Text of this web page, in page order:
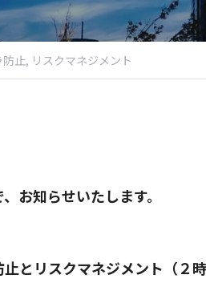
防止, リスクマネジメント
お知らせいたします。
とリスクマネジメント（２時